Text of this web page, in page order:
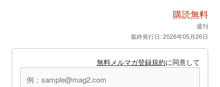
購読無料
週刊
最終発行日: 2026年05月26日
無料メルマガ登録規約に同意して